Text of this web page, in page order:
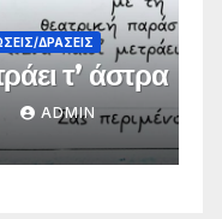
άστρα